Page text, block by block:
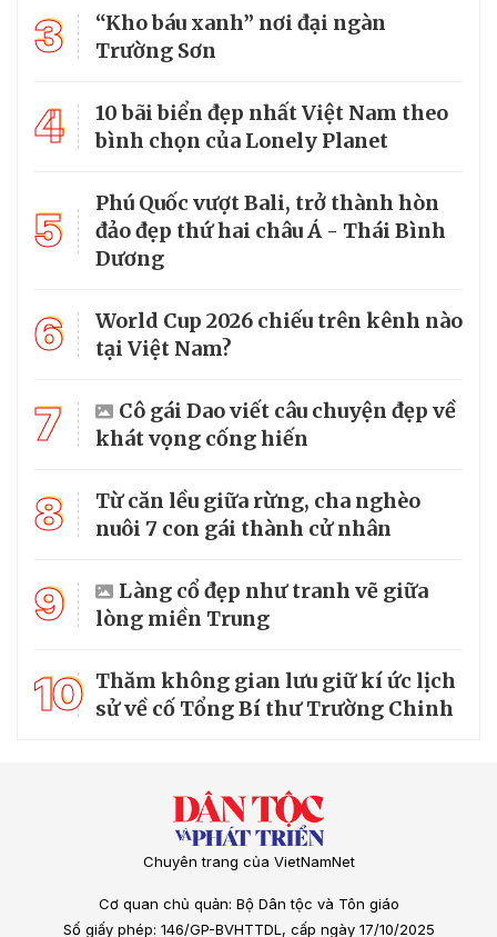
3
“Kho báu xanh” nơi đại ngàn
Trường Sơn
4
10 bãi biển đẹp nhất Việt Nam theo
bình chọn của Lonely Planet
5
Phú Quốc vượt Bali, trở thành hòn
đảo đẹp thứ hai châu Á - Thái Bình
Dương
6
World Cup 2026 chiếu trên kênh nào
tại Việt Nam?
7
Cô gái Dao viết câu chuyện đẹp về
khát vọng cống hiến
8
Từ căn lều giữa rừng, cha nghèo
nuôi 7 con gái thành cử nhân
9
Làng cổ đẹp như tranh vẽ giữa
lòng miền Trung
10 Thăm không gian lưu giữ kí ức lịch
sử về cố Tổng Bí thư Trường Chinh
Chuyên trang của VietNamNet
Cơ quan chủ quản: Bộ Dân tộc và Tôn giáo
Số giấy phép: 146/GP-BVHTTDL, cấp ngày 17/10/2025